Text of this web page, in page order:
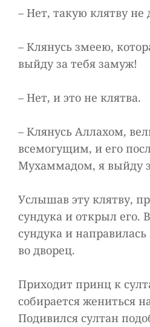
– Нет, такую клятву не
– Клянусь змеею,
выйду за тебя замуж!
– Нет, и это не клятва.
– Клянусь Аллахом,
всемогущим, и его
Мухаммадом, я выйду
Услышав эту клятву,
сундука и открыл его.
сундука и
во дворец.
Приходит принц к
собирается жениться
Подивился султан